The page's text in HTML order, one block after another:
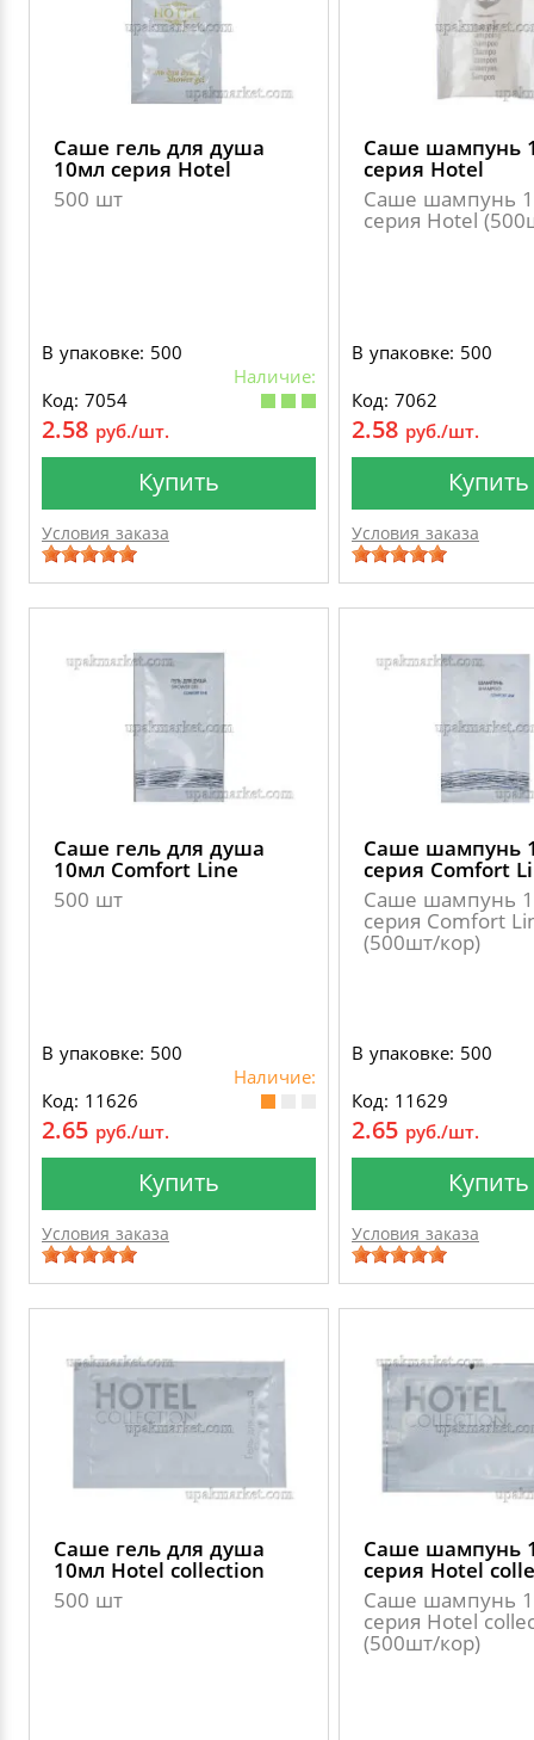
ПАКЕТЫ СЛАЙДЕРЫ И ЗИПЛОКИ ( ZIP
ПАКЕТЫ ПОЛИПРОПИЛЕНОВЫЕ
ПАКЕТЫ С ПЕТЛЕВЫМИ РУЧКАМИ
ПЛАСТИКОВЫЕ И БУМАЖНЫЕ ПАКЕТЫ
КУРЬЕРСКИЕ И ПОЧТОВЫЕ ПАКЕТЫ
ДЕКОРАТИВНЫЕ УКРАШЕНИЯ
УПАКОВКА ДЛЯ ТОРТОВ
УПАКОВКА ДЛЯ ЯИЦ
ВАТНО-БУМАЖНАЯ ПРОДУКЦИЯ
САЛФЕТКИ, ПОЛОТЕНЦА
САЛФЕТКИ ВЛАЖНЫЕ
ИЗОЛЕНТЫ
КРЕППИРОВАННЫЕ ЛЕНТЫ
СКЛАДСКАЯ УПАКОВКА
СТИРАЛЬНЫЕ ПОРОШКИ
КОНДИЦИОНЕРЫ ДЛЯ БЕЛЬЯ
СРЕДСТВА ДЛЯ УБОРКИ И ЧИСТКИ
СРЕДСТВА ДЛЯ МЫТЬЯ ПОСУДЫ
СИНЕРГЕТИК
АВТОХИМИЯ
Саше гель для душа
10мл серия Hotel
500 шт
В упаковке: 500
Наличие:
Код: 7054
2.58 руб./шт.
Купить
Условия заказа
Саше шампунь
серия Hotel
Саше шампунь
серия Hotel
В упаковке: 500
Код: 7062
2.58 руб./шт.
Купить
Условия заказа
Саше гель для душа
10мл Comfort Line
500 шт
В упаковке: 500
Наличие:
Код: 11626
2.65 руб./шт.
Купить
Условия заказа
Саше шампунь
серия Comfort
Саше шампунь
серия Comfort
(500шт/кор)
В упаковке: 500
Код: 11629
2.65 руб./шт.
Купить
Условия заказа
Саше гель для душа
10мл Hotel collection
500 шт
Саше шампунь
серия Hotel
Саше шампунь
серия Hotel
(500шт/кор)